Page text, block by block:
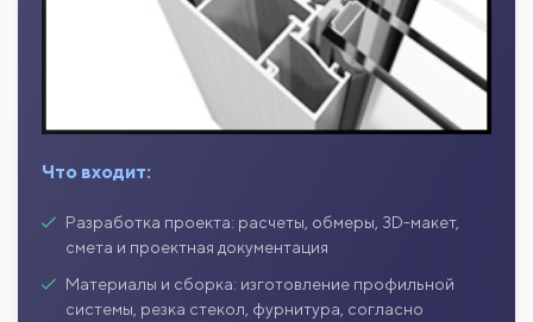
Что входит:
Разработка проекта: расчеты, обмеры, 3D-макет,
смета и проектная документация
Материалы и сборка: изготовление профильной
системы, резка стекол, фурнитура, согласно